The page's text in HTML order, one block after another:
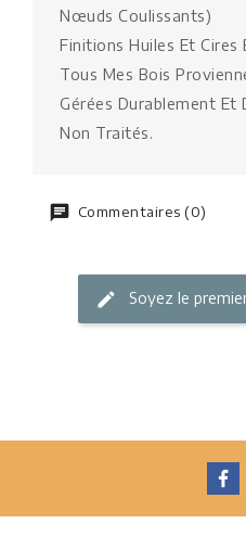
Nœuds Coulissants)
Finitions Huiles Et Cires
Tous Mes Bois
Gérées Durablement Et
Non Traités.
Commentaires (0)
Soyez le